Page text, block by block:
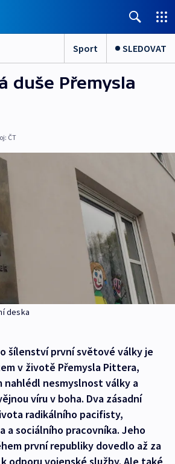
Sport SLEDOVAT
duše Přemysla
ČT
deska
šílenství první světové války je
v životě Přemysla Pittera,
nahlédl nesmyslnost války a
víru v boha. Dva zásadní
radikálního pacifisty,
a sociálního pracovníka. Jeho
první republiky dovedlo až za